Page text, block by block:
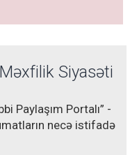
Siyasəti
Paylaşım Portalı” -
necə istifadə